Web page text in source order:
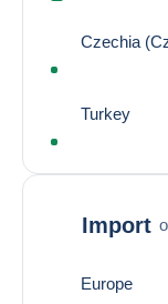
Czechia
Turkey
Import
Europe